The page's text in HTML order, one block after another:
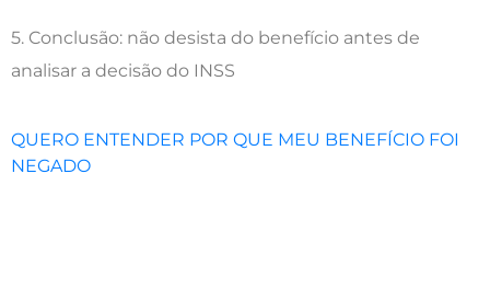
5. Conclusão: não desista do benefício antes de
analisar a decisão do INSS
QUERO ENTENDER POR QUE MEU BENEFÍCIO FOI
NEGADO